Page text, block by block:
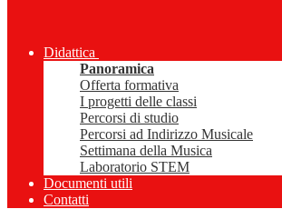
Didattica
Panoramica
Offerta formativa
I progetti delle classi
Percorsi di studio
Percorsi ad Indirizzo Musicale
Settimana della Musica
Laboratorio STEM
Documenti utili
Contatti